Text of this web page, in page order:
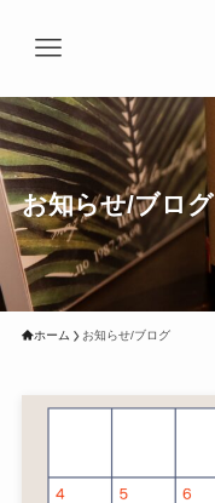
お知らせ/ブログ
ホーム お知らせ/ブログ